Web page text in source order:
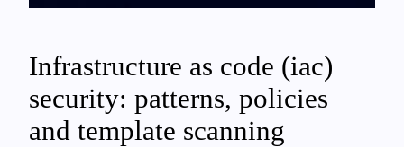
Infrastructure as code (iac)
security: patterns, policies
and template scanning